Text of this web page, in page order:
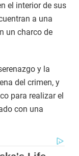
el interior de sus
a una
un charco de
y la
del crimen, y
para realizar el
con una